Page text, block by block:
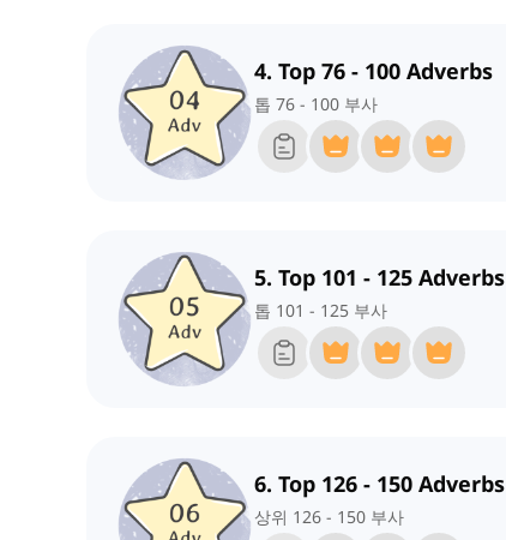
4. Top 76 - 100 Adverbs
톱 76 - 100 부사
5. Top 101 - 125 Adverbs
톱 101 - 125 부사
6. Top 126 - 150 Adverbs
상위 126 - 150 부사